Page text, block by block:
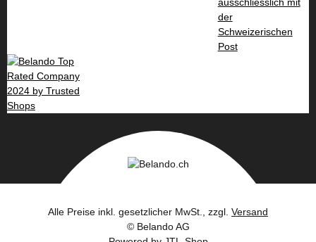
© Belando AG
Alle Preise inkl. gesetzlicher MwSt., zzgl. Versand